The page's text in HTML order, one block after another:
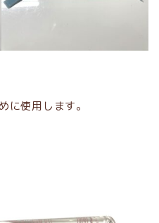
に使用します。